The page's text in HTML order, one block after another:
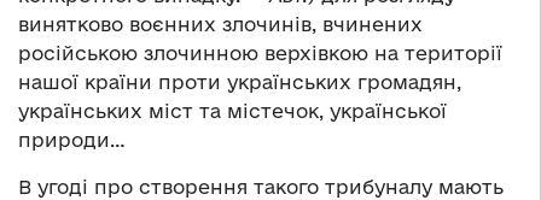
винятково воєнних злочинів, вчинених
російською злочинною верхівкою на території
нашої країни проти українських громадян,
українських міст та містечок, української
природи…
В угоді про створення такого трибуналу мають